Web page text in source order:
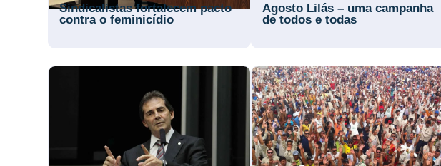
Sindicalistas fortalecem pacto
contra o feminicídio
Agosto Lilás – uma campanha
de todos e todas